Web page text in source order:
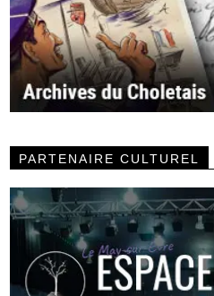
PARTENAIRE CULTUREL